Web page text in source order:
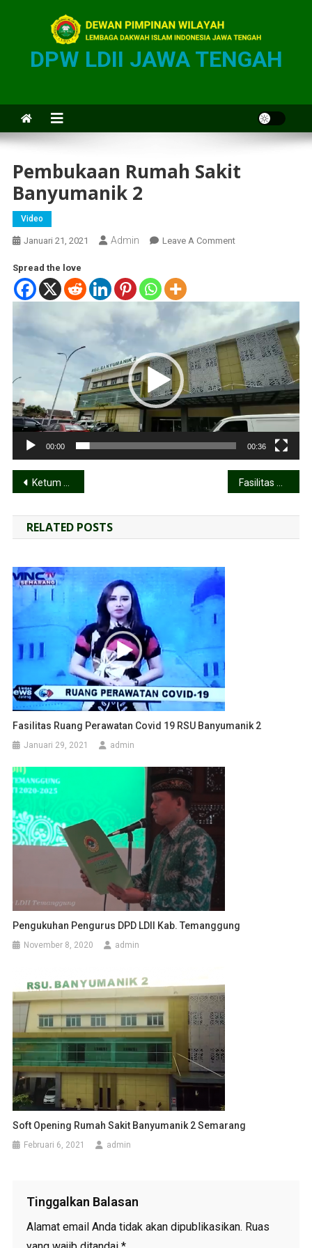
DPW LDII JAWA TENGAH
Pembukaan Rumah Sakit
Banyumanik 2
Video
Januari 21, 2021 Admin Leave A Comment
Spread the love
00:00 00:36
Ketum DPP LDII: Saatnya Kuatkan Kebangsaan dan Ubah Mentalitas Kebencanaan
RELATED POSTS
Fasilitas Ruang Perawatan Covid 19 RSU Banyumanik 2
Januari 29, 2021 admin
Pengukuhan Pengurus DPD LDII Kab. Temanggung
November 8, 2020 admin
Soft Opening Rumah Sakit Banyumanik 2 Semarang
Februari 6, 2021 admin
Tinggalkan Balasan
Alamat email Anda tidak akan dipublikasikan. Ruas